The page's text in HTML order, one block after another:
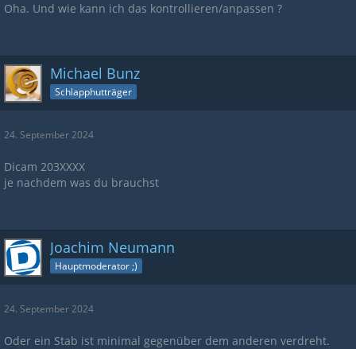
Oha. Und wie kann ich das kontrollieren/anpassen ?
Michael Bunz
Schlapphutträger
24. September 2024
Dicam 203XXXX
je nachdem was du brauchst
Joachim Neumann
Hauptmoderator ;)
24. September 2024
Oder ein Stab ist minimal gegenüber dem anderen verdreht.